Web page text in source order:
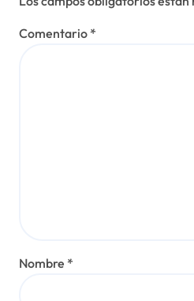
Comentario *
Nombre *